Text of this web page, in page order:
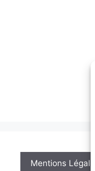
Mentions Légales